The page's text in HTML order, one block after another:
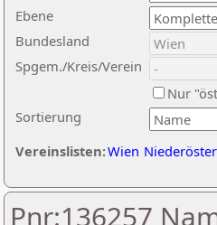
Ebene
Sortierung
Bundesland
Spgem./Kreis/Verein
Nur
Vereinslisten:Wien
Pnr:136257